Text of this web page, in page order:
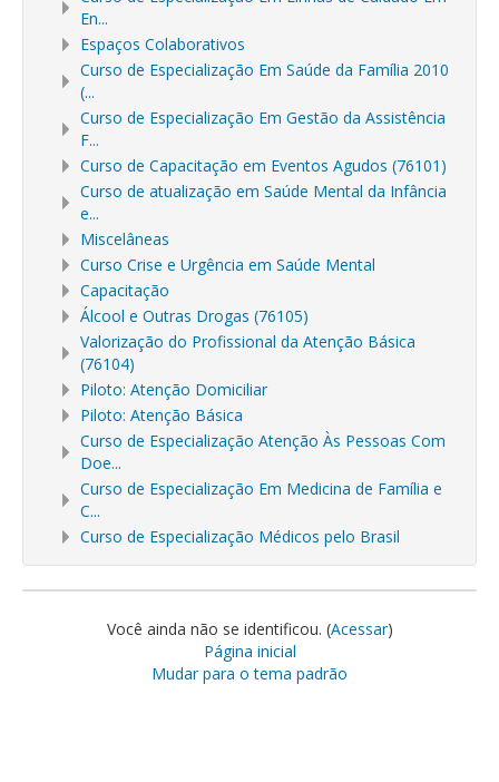
En...
Espaços Colaborativos
Curso de Especialização Em Saúde da Família 2010
(...
Curso de Especialização Em Gestão da Assistência
F...
Curso de Capacitação em Eventos Agudos (76101)
Curso de atualização em Saúde Mental da Infância
e...
Miscelâneas
Curso Crise e Urgência em Saúde Mental
Capacitação
Álcool e Outras Drogas (76105)
Valorização do Profissional da Atenção Básica
(76104)
Piloto: Atenção Domiciliar
Piloto: Atenção Básica
Curso de Especialização Atenção Às Pessoas Com
Doe...
Curso de Especialização Em Medicina de Família e
C...
Curso de Especialização Médicos pelo Brasil
Você ainda não se identificou. (Acessar)
Página inicial
Mudar para o tema padrão